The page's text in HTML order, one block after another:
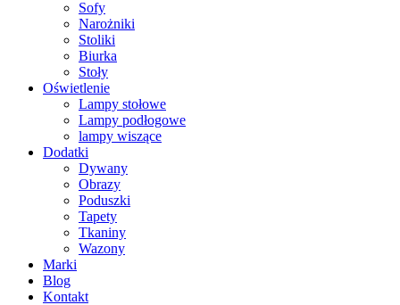
Sofy
Narożniki
Stoliki
Biurka
Stoły
Oświetlenie
Lampy stołowe
Lampy podłogowe
lampy wiszące
Dodatki
Dywany
Obrazy
Poduszki
Tapety
Tkaniny
Wazony
Marki
Blog
Kontakt